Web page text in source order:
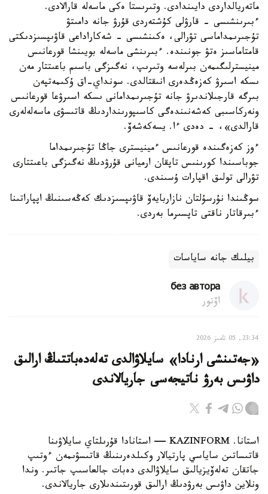
ماتەريالداردى دايىندادى. وتىرىستا ەكى ماسەلە قارالادى.
ءبىرىنشىسى - قارۋلى كۇشتەردى قۇرۋ جانە دامىتۋ
تۇجىرىمداماسى تۋرالى، ەكىنشىسى - شەكاراداعى قاۋىپسىزدىكتى
قامتاماسىز ەتۋ جونىندە. ءبىرىنشى ماسەلە بويىنشا قورعانىس
مينيسترلىگىمەن بىرلەسە وتىرىپ، نەگىزگى باسىم باعىتتار مەن
ىسكە اسىرۋ كەزەڭدەرى انىقتالدى. سونداي-اق ۇكىمەتپەن
بىرگە قارجىلاندىرۋ جانە تۇجىرىمدامانى ىسكە اسىرۋعا قورعانىس
ونەركاسىبى كەشەنىندەگى كاسىپورىنداردىڭ قاتىسۋى ماسەلەلەرى
قارالدى»، - دەدى ءا. يسەكەشەۆ.
ءوز كەزەگىندە قورعانىس ءمينيسترى جاڭا تۇجىرىمداما
جوباسىندا كورىنىس تاپقان ارميانى قۇرۋدىڭ نەگىزگى باعىتتارى
تۋرالى تولىق اقپارات ۇسىندى.
سوڭىندا نۇرسۇلتان نازاربايەۆ قاۋىپسىزدىك كەڭەسىنىڭ اپپاراتىنا
ءبىرقاتار ناقتى تاپسىرما بەردى.
بيلىك جانە ساياسات
без автора
اۆتور
23:34, 05 تامىز 2026
«جەتىنشى ارنادا» سايلاۋالدى تەلەدەباتتىڭ ارالىق
داۋىس بەرۋ ناتيجەسى جاريالاندى
استانا. KAZINFORM — استانادا قۇرىلتاي سايلاۋىنا
قاتىساتىن ساياسي پارتيالار وكىلدەرىنىڭ قاتىسۋىمەن ءوتىپ
جاتقان تەلەۆيزيالىق سايلاۋالدى دەبات جالعاسىپ جاتىر. وندا
ونلاين داۋىس بەرۋدىڭ ارالىق قورىتىندىلارى جاريالاندى.